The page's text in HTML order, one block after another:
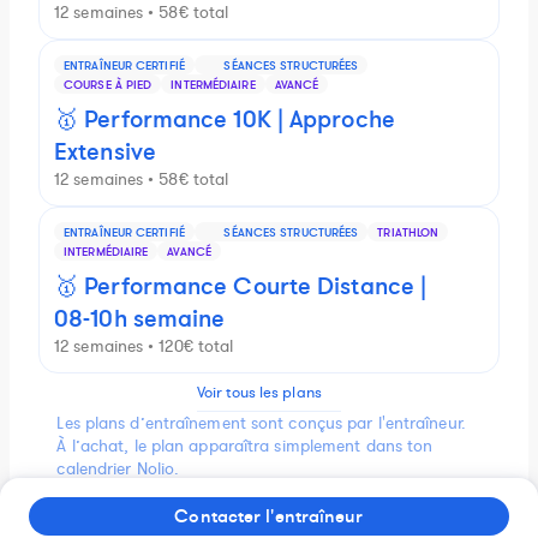
12 semaines • 58€ total
ENTRAÎNEUR CERTIFIÉ
SÉANCES STRUCTURÉES
COURSE À PIED
INTERMÉDIAIRE AVANCÉ
🥇 Performance 10K | Approche
Extensive
12 semaines • 58€ total
ENTRAÎNEUR CERTIFIÉ SÉANCES STRUCTURÉES
TRIATHLON
INTERMÉDIAIRE
AVANCÉ
🥇 Performance Courte Distance |
08-10h semaine
12 semaines • 120€ total
Voir tous les plans
Les plans d’entraînement sont conçus par l'entraîneur.
À l’achat, le plan apparaîtra simplement dans ton
calendrier Nolio.
Contacter l'entraîneur